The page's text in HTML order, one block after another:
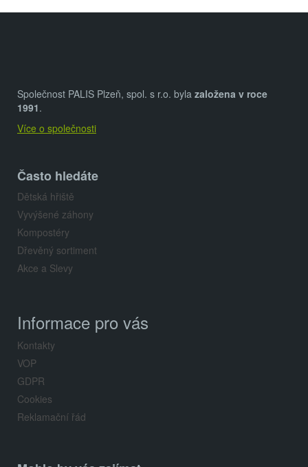
Společnost PALIS Plzeň, spol. s r.o. byla založena v roce
1991.
Více o společnosti
Často hledáte
Dětská hřiště
Vyvýšené záhony
Kompostéry
Dřevěný sortiment
Akce a Slevy
Informace pro vás
Kontakty
VOP
GDPR
Cookies
Reklamační řád